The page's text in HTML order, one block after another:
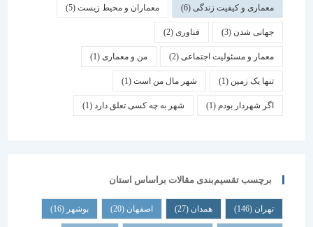
معماری و کیفیت زندگی(6) معماران و محیط زیست(5)
جهانی شدن(3) فناوری (2)
معمار و مسئولیت اجتماعی (2) من و معماری (1)
تنها یک زمین(1) شهر مال من است(1)
اگر شهردار بودم (1) شهر به چه کسی تعلق دارد(1)
برچسب تقسیم‌بندی مقالات براساس استان
همدان اصفهان (20) بوشهر